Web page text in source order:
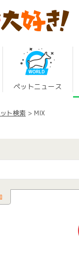
ペットニュース
ト検索 MIX